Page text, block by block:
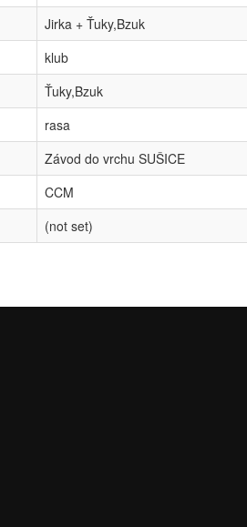
Jirka + Ťuky,Bzuk
klub
Ťuky,Bzuk
rasa
Závod do vrchu SUŠICE
CCM
(not set)